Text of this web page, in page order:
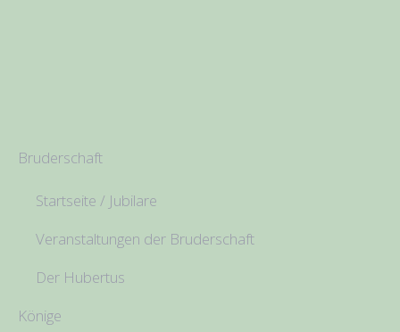
Bruderschaft
Startseite / Jubilare
Veranstaltungen der Bruderschaft
Der Hubertus
Könige